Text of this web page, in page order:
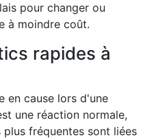
pour changer ou
à moindre coût.
rapides à
en cause lors d'une
une réaction normale,
plus fréquentes sont liées